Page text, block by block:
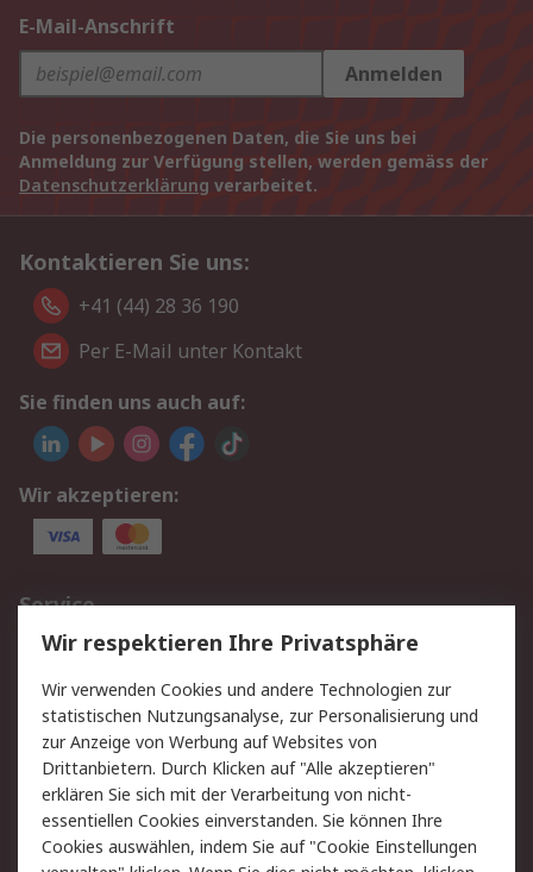
E-Mail-Anschrift
Anmelden
Die personenbezogenen Daten, die Sie uns bei
Anmeldung zur Verfügung stellen, werden gemäss der
Datenschutzerklärung verarbeitet.
Kontaktieren Sie uns:
+41 (44) 28 36 190
Per E-Mail unter Kontakt
Sie finden uns auch auf:
Wir akzeptieren:
Service
Value Added Services
Lieferlösungen
Rücksendungen
Kontakt
Hilfe
Rechtliches
AGB
Datenschutz
Cookie-Richtlinie
Zahlungsbedingungen
Wir respektieren Ihre Privatsphäre
Wir verwenden Cookies und andere Technologien zur
statistischen Nutzungsanalyse, zur Personalisierung und
zur Anzeige von Werbung auf Websites von
Drittanbietern. Durch Klicken auf "Alle akzeptieren"
erklären Sie sich mit der Verarbeitung von nicht-
essentiellen Cookies einverstanden. Sie können Ihre
Cookies auswählen, indem Sie auf "Cookie Einstellungen